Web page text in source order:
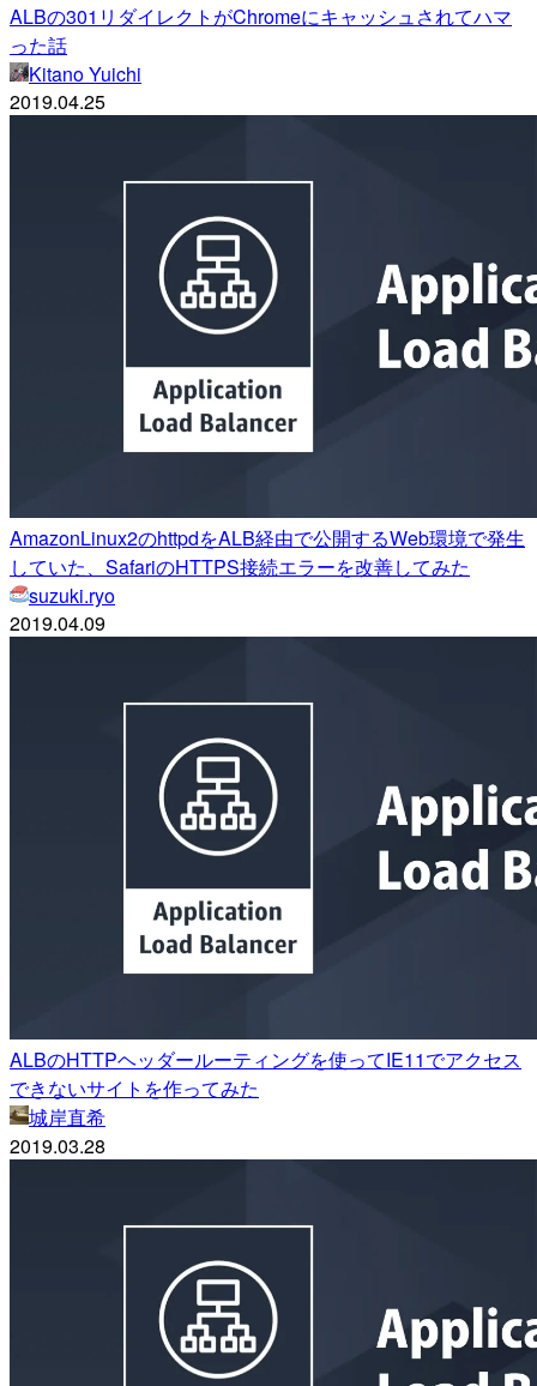
ALBの301リダイレクトがChromeにキャッシュされてハマ
った話
Kitano Yuichi
2019.04.25
AmazonLinux2のhttpdをALB経由で公開するWeb環境で発生
していた、SafariのHTTPS接続エラーを改善してみた
suzuki.ryo
2019.04.09
ALBのHTTPヘッダールーティングを使ってIE11でアクセス
できないサイトを作ってみた
城岸直希
2019.03.28